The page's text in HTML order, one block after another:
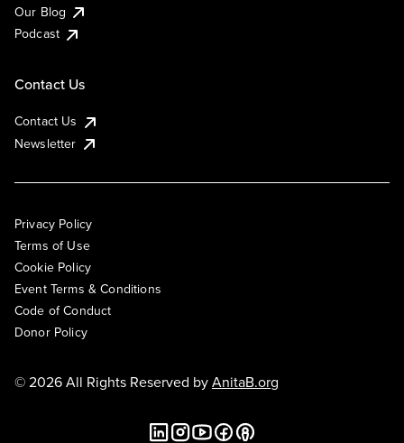
Our Blog
Podcast
Contact Us
Contact Us
Newsletter
Privacy Policy
Terms of Use
Cookie Policy
Event Terms & Conditions
Code of Conduct
Donor Policy
© 2026 All Rights Reserved byAnitaB.org